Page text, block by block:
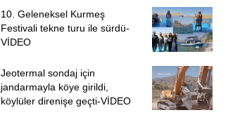
10. Geleneksel Kurmeş
Festivali tekne turu ile sürdü-
VİDEO
Jeotermal sondaj için
jandarmayla köye girildi,
köylüler direnişe geçti-VİDEO